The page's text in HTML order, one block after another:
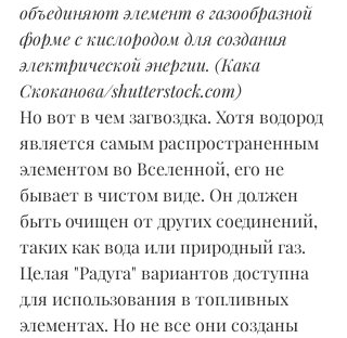
объединяют элемент в газообразной
форме с кислородом для создания
электрической энергии. (Кака
Скоканова/shutterstock.com)
Но вот в чем загвоздка. Хотя водород
является самым распространенным
элементом во Вселенной, его не
бывает в чистом виде. Он должен
быть очищен от других соединений,
таких как вода или природный газ.
Целая "Радуга" вариантов доступна
для использования в топливных
элементах. Но не все они созданы